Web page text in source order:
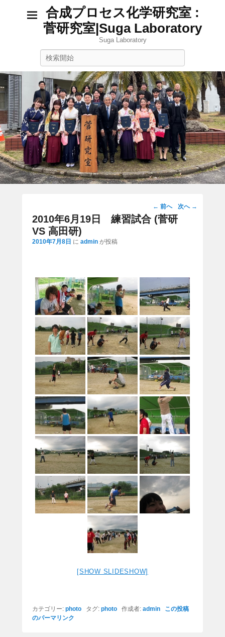
合成プロセス化学研究室 :
菅研究室|Suga Laboratory
Suga Laboratory
投
稿
ン
← 前へ 次へ →
2010年6月19日 練習試合 (菅研
VS 高田研)
2010年7月8日 に admin が投稿
[SHOW SLIDESHOW]
カテゴリー: photo タグ: photo 作成者: admin
この投稿
のパーマリンク